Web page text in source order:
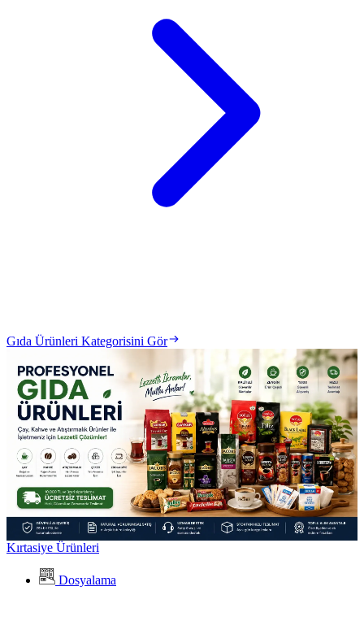
Gıda Ürünleri Kategorisini Gör
Kırtasiye Ürünleri
Dosyalama